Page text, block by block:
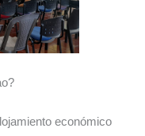
económico